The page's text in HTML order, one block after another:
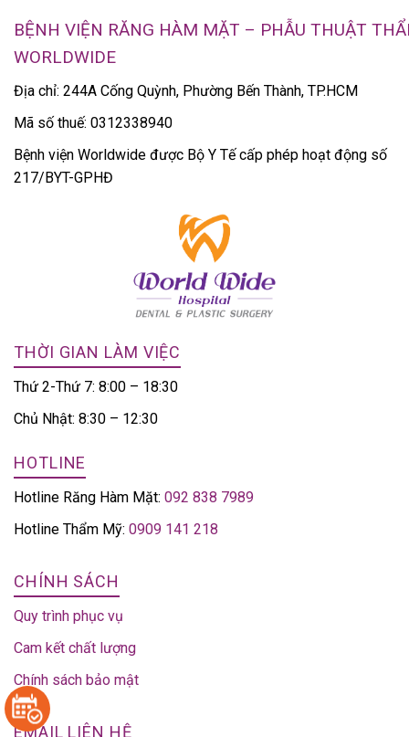
BỆNH VIỆN RĂNG HÀM MẶT – PHẪU THUẬT
WORLDWIDE
Địa chỉ: 244A Cống Quỳnh, Phường Bến Thành, TP.HCM
Mã số thuế: 0312338940
Bệnh viện Worldwide được Bộ Y Tế cấp phép hoạt động số
217/BYT-GPHĐ
THỜI GIAN LÀM VIỆC
Thứ 2-Thứ 7: 8:00 – 18:30
Chủ Nhật: 8:30 – 12:30
HOTLINE
Hotline Răng Hàm Mặt: 092 838 7989
Hotline Thẩm Mỹ: 0909 141 218
CHÍNH SÁCH
Quy trình phục vụ
Cam kết chất lượng
Chính sách bảo mật
EMAIL LIÊN HỆ